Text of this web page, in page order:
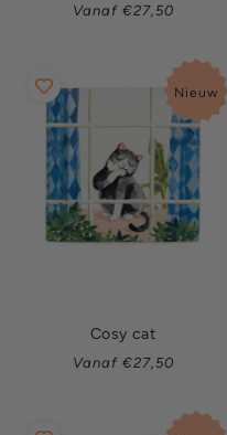
Normale
Vanaf €27,50
Nieuw
Cosy cat
Normale
Vanaf €27,50